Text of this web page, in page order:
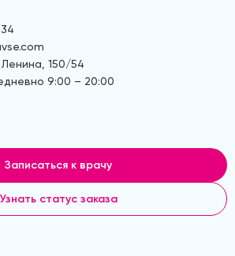
150/54
9:00 – 20:00
Записаться к врачу
Узнать статус заказа